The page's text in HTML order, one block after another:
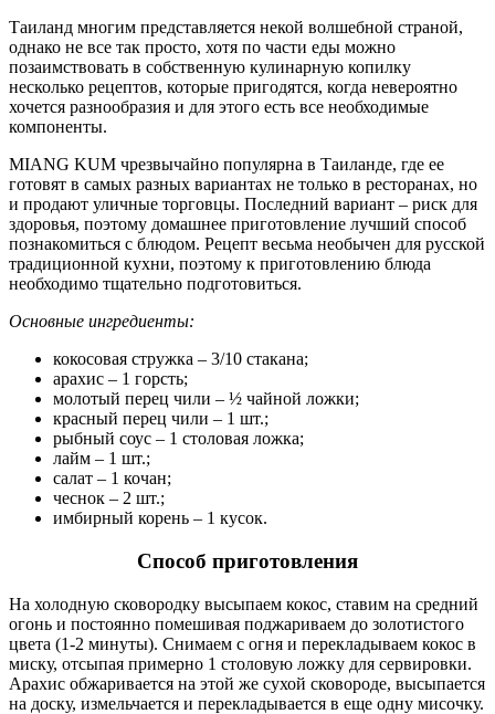
Таиланд многим представляется некой волшебной страной,
однако не все так просто, хотя по части еды можно
позаимствовать в собственную кулинарную копилку
несколько рецептов, которые пригодятся, когда невероятно
хочется разнообразия и для этого есть все необходимые
компоненты.
MIANG KUM чрезвычайно популярна в Таиланде, где ее
готовят в самых разных вариантах не только в ресторанах, но
и продают уличные торговцы. Последний вариант – риск для
здоровья, поэтому домашнее приготовление лучший способ
познакомиться с блюдом. Рецепт весьма необычен для русской
традиционной кухни, поэтому к приготовлению блюда
необходимо тщательно подготовиться.
Основные ингредиенты:
кокосовая стружка – 3/10 стакана;
арахис – 1 горсть;
молотый перец чили – ½ чайной ложки;
красный перец чили – 1 шт.;
рыбный соус – 1 столовая ложка;
лайм – 1 шт.;
салат – 1 кочан;
чеснок – 2 шт.;
имбирный корень – 1 кусок.
Способ приготовления
На холодную сковородку высыпаем кокос, ставим на средний
огонь и постоянно помешивая поджариваем до золотистого
цвета (1-2 минуты). Снимаем с огня и перекладываем кокос в
миску, отсыпая примерно 1 столовую ложку для сервировки.
Арахис обжаривается на этой же сухой сковороде, высыпается
на доску, измельчается и перекладывается в еще одну мисочку.